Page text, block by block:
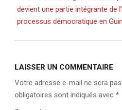
devient une partie intégrante de
processus démocratique en
LAISSER UN COMMENTAIRE
Votre adresse e-mail ne sera pas
obligatoires sont indiqués avec *